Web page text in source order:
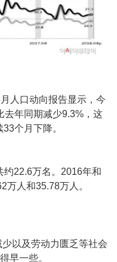
人口动向报告显示，今
去年同期减少9.3%，这
个月下降。
22.6万名。2016年和
万人和35.78万人。
以及劳动力匮乏等社会
早一些。